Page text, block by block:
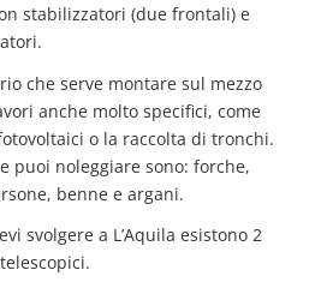
stabilizzatori (due frontali) e
che serve montare sul mezzo
anche molto specifici, come
o la raccolta di tronchi.
puoi noleggiare sono: forche,
benne e argani.
svolgere a L’Aquila esistono 2